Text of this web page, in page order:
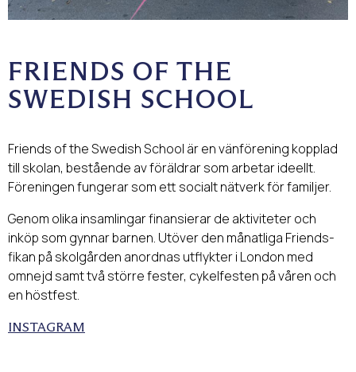
FRIENDS OF THE
SWEDISH SCHOOL
Friends of the Swedish School är en vänförening kopplad
till skolan, bestående av föräldrar som arbetar ideellt.
Föreningen fungerar som ett socialt nätverk för familjer.
Genom olika insamlingar finansierar de aktiviteter och
inköp som gynnar barnen. Utöver den månatliga Friends-
fikan på skolgården anordnas utflykter i London med
omnejd samt två större fester, cykelfesten på våren och
en höstfest.
INSTAGRAM